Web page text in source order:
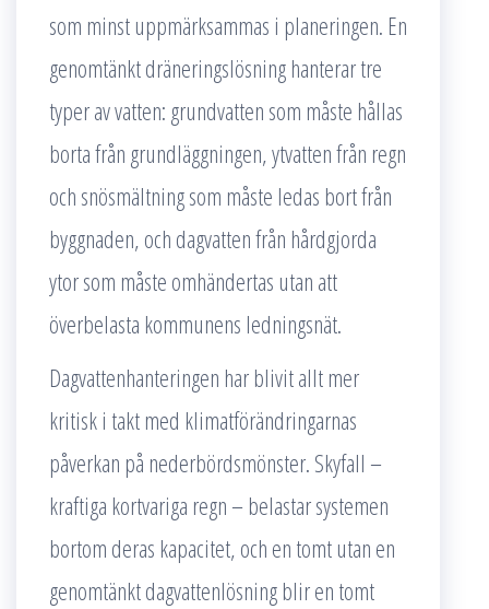
som minst uppmärksammas i planeringen. En
genomtänkt dräneringslösning hanterar tre
typer av vatten: grundvatten som måste hållas
borta från grundläggningen, ytvatten från regn
och snösmältning som måste ledas bort från
byggnaden, och dagvatten från hårdgjorda
ytor som måste omhändertas utan att
överbelasta kommunens ledningsnät.
Dagvattenhanteringen har blivit allt mer
kritisk i takt med klimatförändringarnas
påverkan på nederbördsmönster. Skyfall –
kraftiga kortvariga regn – belastar systemen
bortom deras kapacitet, och en tomt utan en
genomtänkt dagvattenlösning blir en tomt